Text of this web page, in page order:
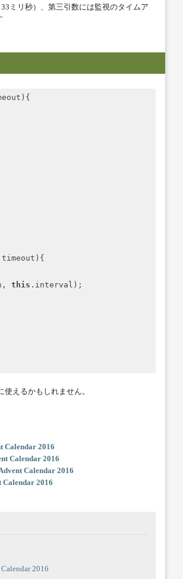
ミリ秒）、第三引数には監視のタイムア
) {
this .interval);
えるかもしれません。
Calendar 2016
Calendar 2016
Calendar 2016
2016
2016